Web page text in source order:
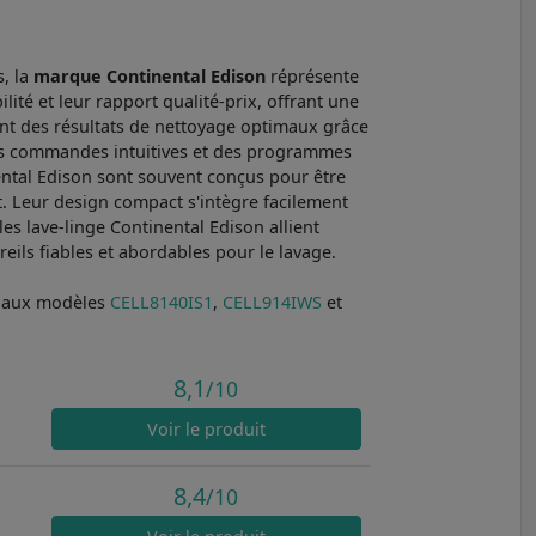
la marque Continental Edisonréprésente
et leur rapport qualité-prix, offrant une
des résultats de nettoyage optimaux grâce
intuitives et des programmes
Edison sont souvent conçus pour être
design compact s'intègre facilement
lave-linge Continental Edison allient
fiables et abordables pour le lavage.
modèles CELL8140IS1 , CELL914IWS et
8,1/10
Voirle produit
8,4/10